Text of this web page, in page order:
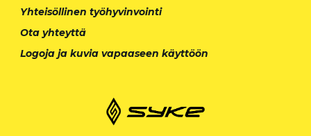
Yhteisöllinen työhyvinvointi
Ota yhteyttä
Logoja ja kuvia vapaaseen käyttöön